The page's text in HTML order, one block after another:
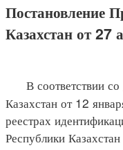
Постановление
Казахстан от 27
В соответствии со
Казахстан от 12
реестрах
Республики Казахстан